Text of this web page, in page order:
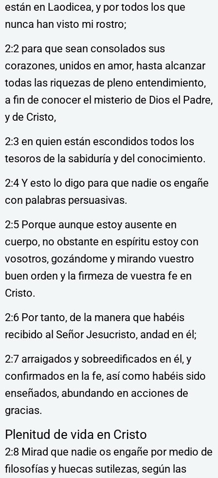
están en Laodicea, y por todos los que
nunca han visto mi rostro;
2:2 para que sean consolados sus
corazones, unidos en amor, hasta alcanzar
todas las riquezas de pleno entendimiento,
a fin de conocer el misterio de Dios el Padre,
y de Cristo,
2:3 en quien están escondidos todos los
tesoros de la sabiduría y del conocimiento.
2:4 Y esto lo digo para que nadie os engañe
con palabras persuasivas.
2:5 Porque aunque estoy ausente en
cuerpo, no obstante en espíritu estoy con
vosotros, gozándome y mirando vuestro
buen orden y la firmeza de vuestra fe en
Cristo.
2:6 Por tanto, de la manera que habéis
recibido al Señor Jesucristo, andad en él;
2:7 arraigados y sobreedificados en él, y
confirmados en la fe, así como habéis sido
enseñados, abundando en acciones de
gracias.
Plenitud de vida en Cristo
2:8 Mirad que nadie os engañe por medio de
filosofías y huecas sutilezas, según las